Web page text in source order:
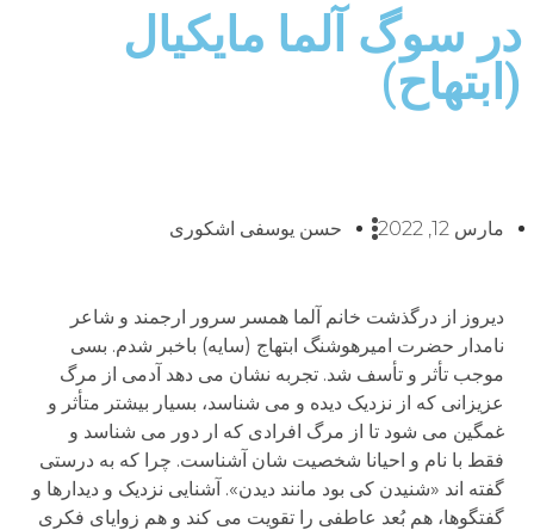
در سوگ آلما مایکیال
(ابتهاح)
مارس 12, 2022 حسن یوسفی اشکوری
دیروز از درگذشت خانم آلما همسر سرور ارجمند و شاعر
نامدار حضرت امیرهوشنگ ابتهاج (سایه) باخبر شدم. بسی
موجب تأثر و تأسف شد. تجربه نشان می دهد آدمی از مرگ
عزیزانی که از نزدیک دیده و می شناسد، بسیار بیشتر متأثر و
غمگین می شود تا از مرگ افرادی که ار دور می شناسد و
فقط با نام و احیانا شخصیت شان آشناست. چرا که به درستی
گفته اند «شنیدن کی بود مانند دیدن». آشنایی نزدیک و دیدارها و
گفتگوها، هم بُعد عاطفی را تقویت می کند و هم زوایای فکری